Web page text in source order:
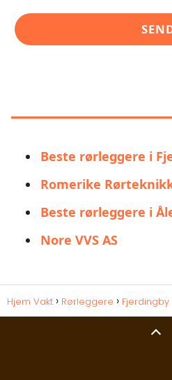
Beste rørleggere i
Romerike
Beste rørleggere i
Nore VVS AS
Hjem Vakt Rørleggere Fjerdingby